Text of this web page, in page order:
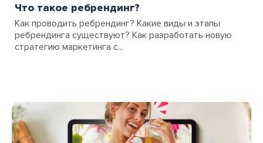
Что такое ребрендинг?
Как проводить ребрендинг? Какие виды и этапы
ребрендинга существуют? Как разработать новую
стратегию маркетинга с...